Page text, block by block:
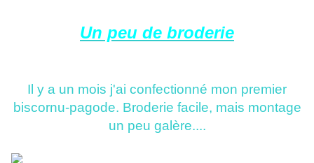
Un peu de broderie
Il y a un mois j'ai confectionné mon premier
biscornu-pagode. Broderie facile, mais montage
un peu galère....